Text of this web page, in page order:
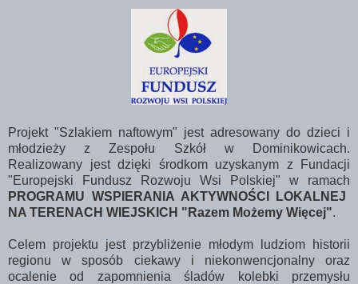
Projekt "Szlakiem naftowym" jest adresowany do dzieci i
młodzieży z Zespołu Szkół w Dominikowicach.
Realizowany jest dzięki środkom uzyskanym z Fundacji
"Europejski Fundusz Rozwoju Wsi Polskiej" w ramach
PROGRAMU WSPIERANIA AKTYWNOŚCI LOKALNEJ
NA TERENACH WIEJSKICH "Razem Możemy Więcej".
Celem projektu jest przybliżenie młodym ludziom historii
regionu w sposób ciekawy i niekonwencjonalny oraz
ocalenie od zapomnienia śladów kolebki przemysłu